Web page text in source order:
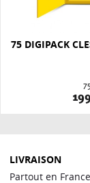
75 DIGIPACK
LIVRAISON
Partout en